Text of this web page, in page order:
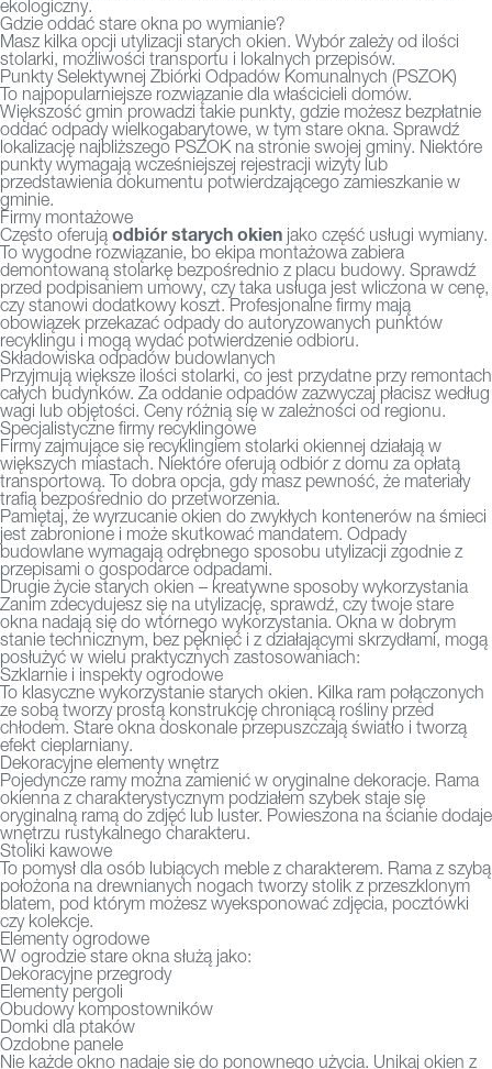
ekologiczny.
Gdzie oddać stare okna po wymianie?
Masz kilka opcji utylizacji starych okien. Wybór zależy od ilości
stolarki, możliwości transportu i lokalnych przepisów.
Punkty Selektywnej Zbiórki Odpadów Komunalnych (PSZOK)
To najpopularniejsze rozwiązanie dla właścicieli domów.
Większość gmin prowadzi takie punkty, gdzie możesz bezpłatnie
oddać odpady wielkogabarytowe, w tym stare okna. Sprawdź
lokalizację najbliższego PSZOK na stronie swojej gminy. Niektóre
punkty wymagają wcześniejszej rejestracji wizyty lub
przedstawienia dokumentu potwierdzającego zamieszkanie w
gminie.
Firmy montażowe
Często oferują odbiór starych okien jako część usługi wymiany.
To wygodne rozwiązanie, bo ekipa montażowa zabiera
demontowaną stolarkę bezpośrednio z placu budowy. Sprawdź
przed podpisaniem umowy, czy taka usługa jest wliczona w cenę,
czy stanowi dodatkowy koszt. Profesjonalne firmy mają
obowiązek przekazać odpady do autoryzowanych punktów
recyklingu i mogą wydać potwierdzenie odbioru.
Składowiska odpadów budowlanych
Przyjmują większe ilości stolarki, co jest przydatne przy remontach
całych budynków. Za oddanie odpadów zazwyczaj płacisz według
wagi lub objętości. Ceny różnią się w zależności od regionu.
Specjalistyczne firmy recyklingowe
Firmy zajmujące się recyklingiem stolarki okiennej działają w
większych miastach. Niektóre oferują odbiór z domu za opłatą
transportową. To dobra opcja, gdy masz pewność, że materiały
trafią bezpośrednio do przetworzenia.
Pamiętaj, że wyrzucanie okien do zwykłych kontenerów na śmieci
jest zabronione i może skutkować mandatem. Odpady
budowlane wymagają odrębnego sposobu utylizacji zgodnie z
przepisami o gospodarce odpadami.
Drugie życie starych okien – kreatywne sposoby wykorzystania
Zanim zdecydujesz się na utylizację, sprawdź, czy twoje stare
okna nadają się do wtórnego wykorzystania. Okna w dobrym
stanie technicznym, bez pęknięć i z działającymi skrzydłami, mogą
posłużyć w wielu praktycznych zastosowaniach:
Szklarnie i inspekty ogrodowe
To klasyczne wykorzystanie starych okien. Kilka ram połączonych
ze sobą tworzy prostą konstrukcję chroniącą rośliny przed
chłodem. Stare okna doskonale przepuszczają światło i tworzą
efekt cieplarniany.
Dekoracyjne elementy wnętrz
Pojedyncze ramy można zamienić w oryginalne dekoracje. Rama
okienna z charakterystycznym podziałem szybek staje się
oryginalną ramą do zdjęć lub luster. Powieszona na ścianie dodaje
wnętrzu rustykalnego charakteru.
Stoliki kawowe
To pomysł dla osób lubiących meble z charakterem. Rama z szybą
położona na drewnianych nogach tworzy stolik z przeszklonym
blatem, pod którym możesz wyeksponować zdjęcia, pocztówki
czy kolekcje.
Elementy ogrodowe
W ogrodzie stare okna służą jako:
Dekoracyjne przegrody
Elementy pergoli
Obudowy kompostowników
Domki dla ptaków
Ozdobne panele
Nie każde okno nadaje się do ponownego użycia. Unikaj okien z